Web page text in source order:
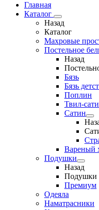
Главная
Каталог
Назад
Каталог
Махровые
Постельное
Назад
Бязь
Бязь
Поплин
Твил-
Сатин
Вареный
Подушки
Назад
Подушки
Премиум
Одеяла
Наматрасники